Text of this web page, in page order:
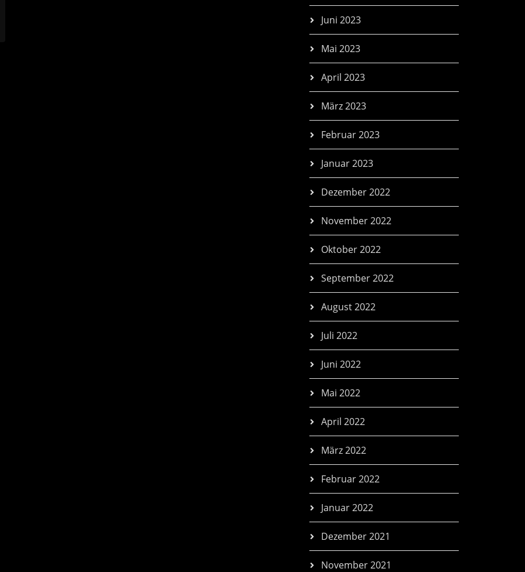
Juni 2023
Mai 2023
April 2023
März 2023
Februar 2023
Januar 2023
Dezember 2022
November 2022
Oktober 2022
September 2022
August 2022
Juli 2022
Juni 2022
Mai 2022
April 2022
März 2022
Februar 2022
Januar 2022
Dezember 2021
November 2021